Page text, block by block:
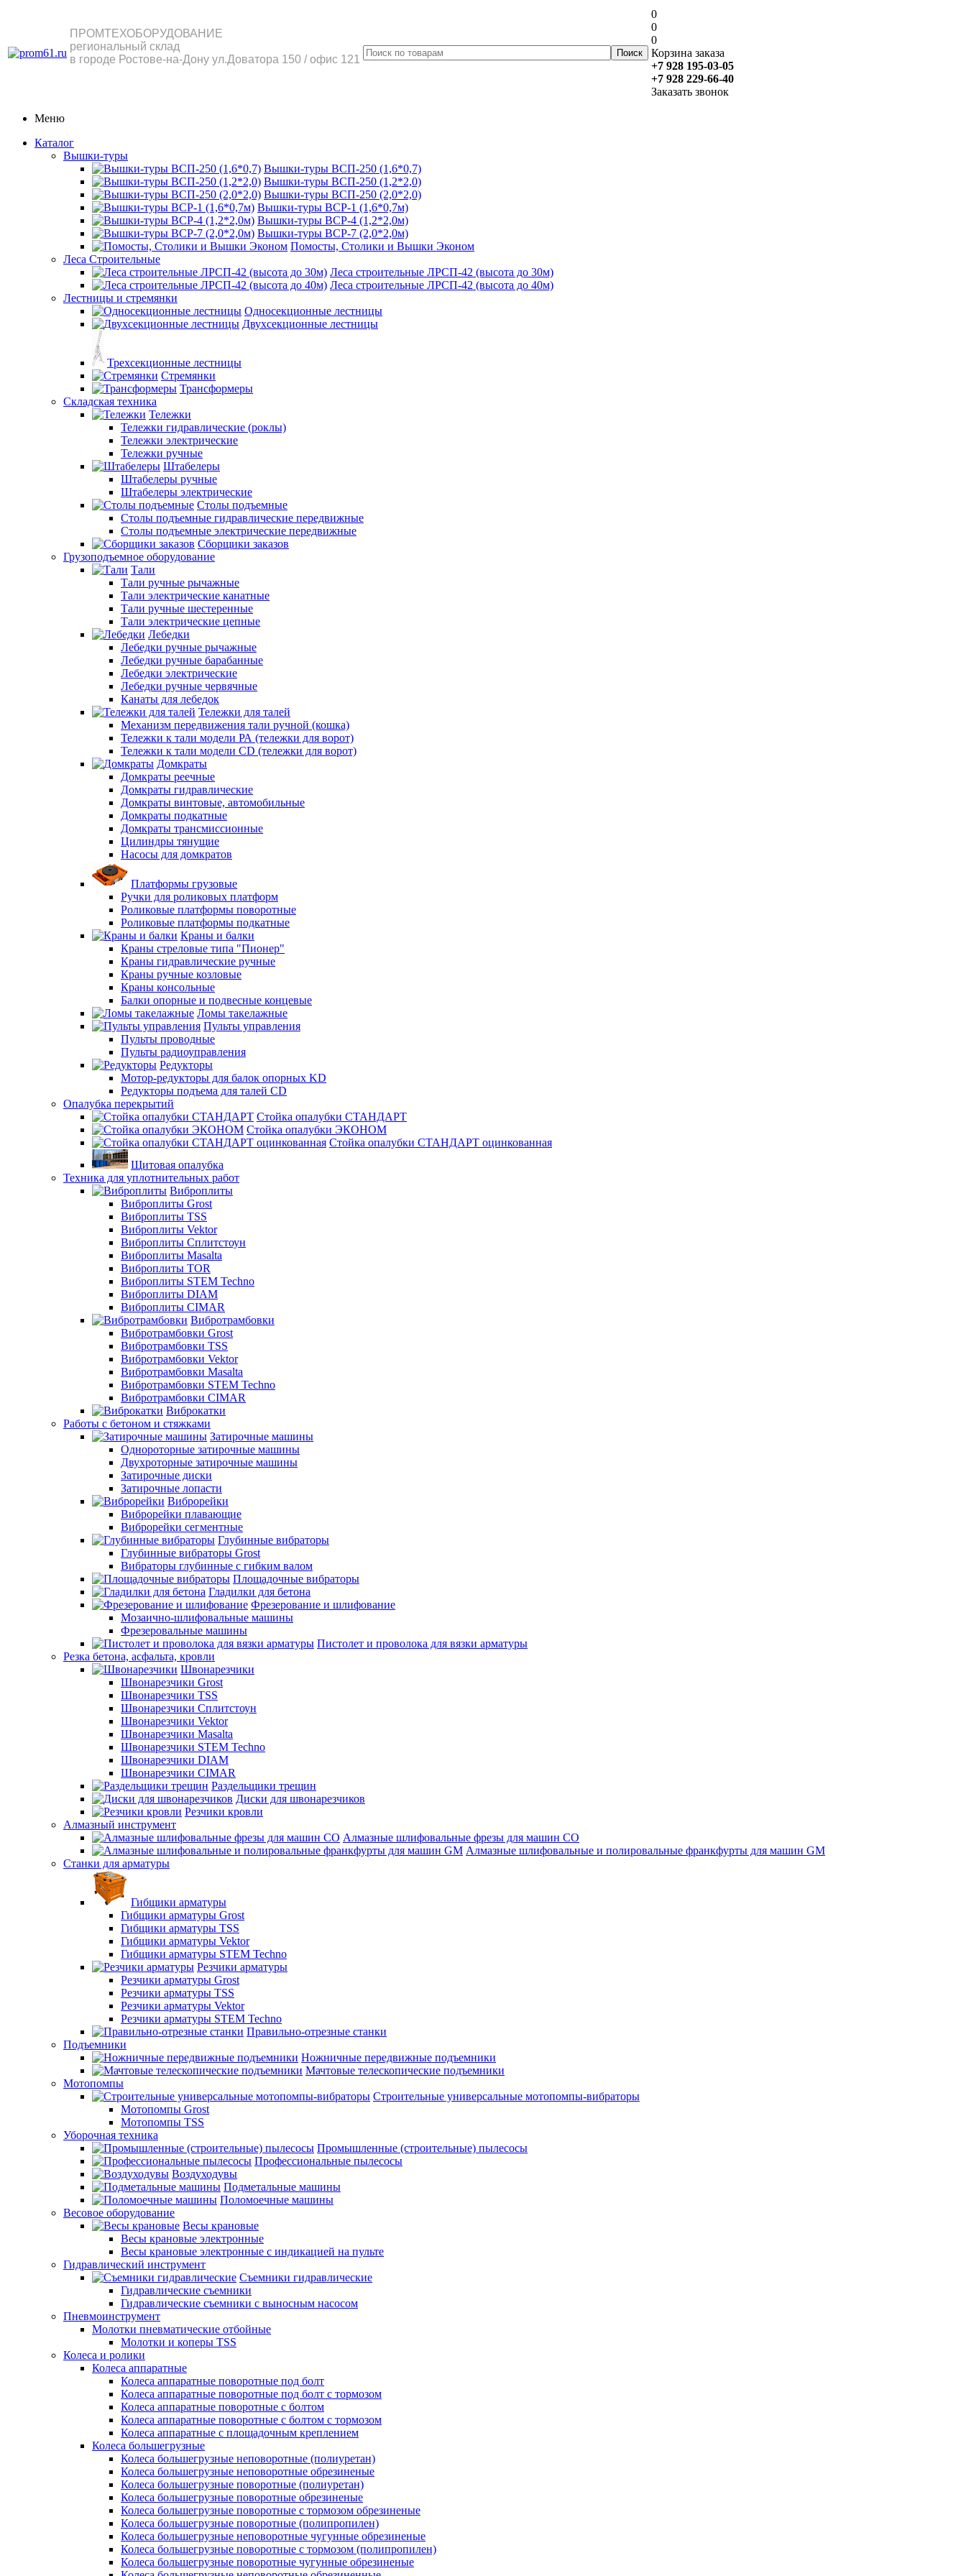
ПРОМТЕХОБОРУДОВАНИЕ
региональный склад
в городе Ростове-на-Дону ул.Доватора 150 / офис 121
0
0
0
Корзина заказа
+7 928 195-03-05
+7 928 229-66-40
Заказать звонок
Меню
Каталог
Вышки-туры
Вышки-туры ВСП-250 (1,6*0,7)
Вышки-туры ВСП-250 (1,2*2,0)
Вышки-туры ВСП-250 (2,0*2,0)
Вышки-туры ВСР-1 (1,6*0,7м)
Вышки-туры ВСР-4 (1,2*2,0м)
Вышки-туры ВСР-7 (2,0*2,0м)
Помосты, Столики и Вышки Эконом
Леса Строительные
Леса строительные ЛРСП-42 (высота до 30м)
Леса строительные ЛРСП-42 (высота до 40м)
Лестницы и стремянки
Односекционные лестницы
Двухсекционные лестницы
Трехсекционные лестницы
Стремянки
Трансформеры
Складская техника
Тележки
Тележки гидравлические (роклы)
Тележки электрические
Тележки ручные
Штабелеры
Штабелеры ручные
Штабелеры электрические
Столы подъемные
Столы подъемные гидравлические передвижные
Столы подъемные электрические передвижные
Сборщики заказов
Грузоподъемное оборудование
Тали
Тали ручные рычажные
Тали электрические канатные
Тали ручные шестеренные
Тали электрические цепные
Лебедки
Лебедки ручные рычажные
Лебедки ручные барабанные
Лебедки электрические
Лебедки ручные червячные
Канаты для лебедок
Тележки для талей
Механизм передвижения тали ручной (кошка)
Тележки к тали модели РА (тележки для ворот)
Тележки к тали модели CD (тележки для ворот)
Домкраты
Домкраты реечные
Домкраты гидравлические
Домкраты винтовые, автомобильные
Домкраты подкатные
Домкраты трансмиссионные
Цилиндры тянущие
Насосы для домкратов
Платформы грузовые
Ручки для роликовых платформ
Роликовые платформы поворотные
Роликовые платформы подкатные
Краны и балки
Краны стреловые типа "Пионер"
Краны гидравлические ручные
Краны ручные козловые
Краны консольные
Балки опорные и подвесные концевые
Ломы такелажные
Пульты управления
Пульты проводные
Пульты радиоуправления
Редукторы
Мотор-редукторы для балок опорных KD
Редукторы подъема для талей CD
Опалубка перекрытий
Стойка опалубки СТАНДАРТ
Стойка опалубки ЭКОНОМ
Стойка опалубки СТАНДАРТ оцинкованная
Щитовая опалубка
Техника для уплотнительных работ
Виброплиты
Виброплиты Grost
Виброплиты TSS
Виброплиты Vektor
Виброплиты Сплитстоун
Виброплиты Masalta
Виброплиты TOR
Виброплиты STEM Techno
Виброплиты DIAM
Виброплиты CIMAR
Вибротрамбовки
Вибротрамбовки Grost
Вибротрамбовки TSS
Вибротрамбовки Vektor
Вибротрамбовки Masalta
Вибротрамбовки STEM Techno
Вибротрамбовки CIMAR
Виброкатки
Работы с бетоном и стяжками
Затирочные машины
Однороторные затирочные машины
Двухроторные затирочные машины
Затирочные диски
Затирочные лопасти
Виброрейки
Виброрейки плавающие
Виброрейки сегментные
Глубинные вибраторы
Глубинные вибраторы Grost
Вибраторы глубинные с гибким валом
Площадочные вибраторы
Гладилки для бетона
Фрезерование и шлифование
Мозаично-шлифовальные машины
Фрезеровальные машины
Пистолет и проволока для вязки арматуры
Резка бетона, асфальта, кровли
Швонарезчики
Швонарезчики Grost
Швонарезчики TSS
Швонарезчики Сплитстоун
Швонарезчики Vektor
Швонарезчики Masalta
Швонарезчики STEM Techno
Швонарезчики DIAM
Швонарезчики CIMAR
Раздельщики трещин
Диски для швонарезчиков
Резчики кровли
Алмазный инструмент
Алмазные шлифовальные фрезы для машин СО
Алмазные шлифовальные и полировальные франкфурты для машин GM
Станки для арматуры
Гибщики арматуры
Гибщики арматуры Grost
Гибщики арматуры TSS
Гибщики арматуры Vektor
Гибщики арматуры STEM Techno
Резчики арматуры
Резчики арматуры Grost
Резчики арматуры TSS
Резчики арматуры Vektor
Резчики арматуры STEM Techno
Правильно-отрезные станки
Подъемники
Ножничные передвижные подъемники
Мачтовые телескопические подъемники
Мотопомпы
Строительные универсальные мотопомпы-вибраторы
Мотопомпы Grost
Мотопомпы TSS
Уборочная техника
Промышленные (строительные) пылесосы
Профессиональные пылесосы
Воздуходувы
Подметальные машины
Поломоечные машины
Весовое оборудование
Весы крановые
Весы крановые электронные
Весы крановые электронные с индикацией на пульте
Гидравлический инструмент
Съемники гидравлические
Гидравлические съемники
Гидравлические cъемники с выносным насосом
Пневмоинструмент
Молотки пневматические отбойные
Молотки и коперы TSS
Колеса и ролики
Колеса аппаратные
Колеса аппаратные поворотные под болт
Колеса аппаратные поворотные под болт с тормозом
Колеса аппаратные поворотные с болтом
Колеса аппаратные поворотные с болтом с тормозом
Колеса аппаратные с площадочным креплением
Колеса большегрузные
Колеса большегрузные неповоротные (полиуретан)
Колеса большегрузные неповоротные обрезиненые
Колеса большегрузные поворотные (полиуретан)
Колеса большегрузные поворотные обрезиненые
Колеса большегрузные поворотные с тормозом обрезиненые
Колеса большегрузные поворотные (полипропилен)
Колеса большегрузные неповоротные чугунные обрезиненые
Колеса большегрузные поворотные с тормозом (полипропилен)
Колеса большегрузные поворотные чугунные обрезиненые